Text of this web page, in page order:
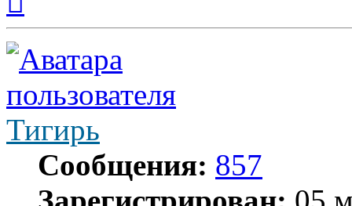
началу
Тигирь
Сообщения: 857